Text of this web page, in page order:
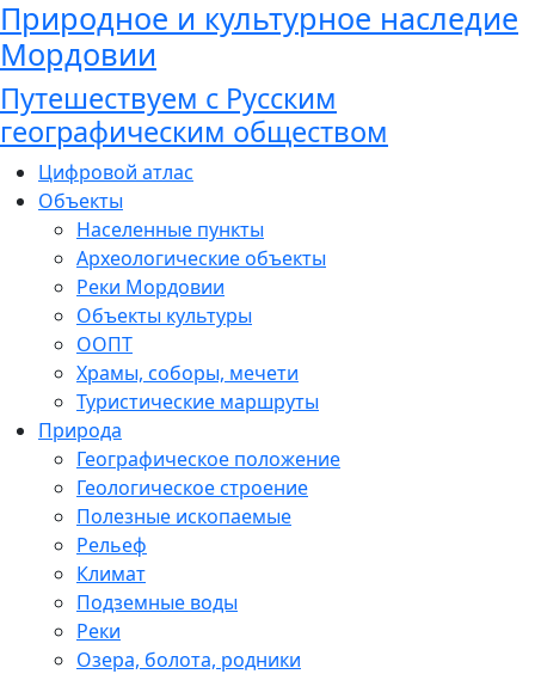
Природное и культурное наследие
Мордовии
Путешествуем с Русским
географическим обществом
Цифровой атлас
Объекты
Населенные пункты
Археологические объекты
Реки Мордовии
Объекты культуры
ООПТ
Храмы, соборы, мечети
Туристические маршруты
Природа
Географическое положение
Геологическое строение
Полезные ископаемые
Рельеф
Климат
Подземные воды
Реки
Озера, болота, родники